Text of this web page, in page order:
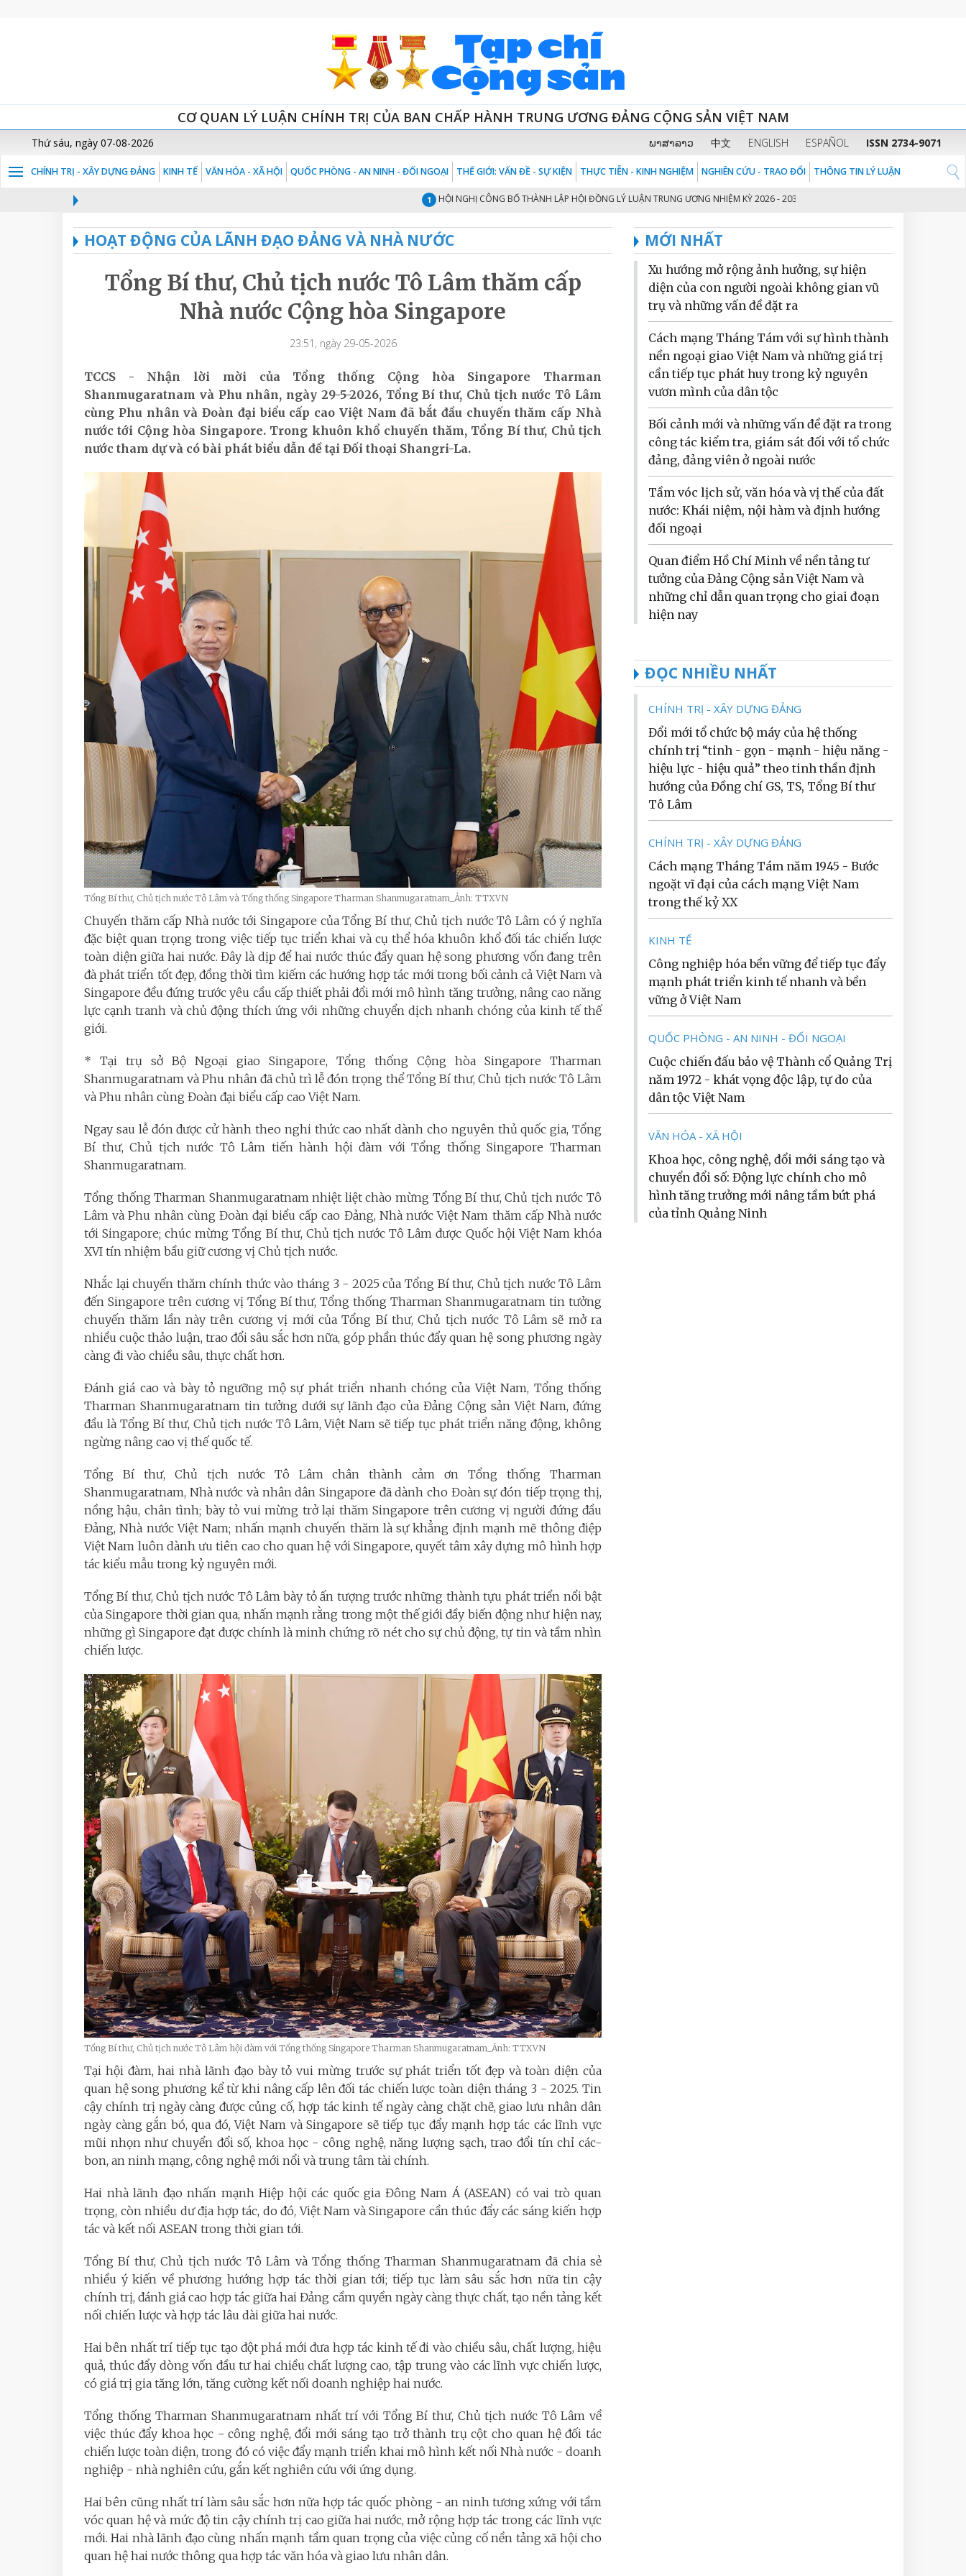
CƠ QUAN LÝ LUẬN CHÍNH TRỊ CỦA BAN CHẤP HÀNH TRUNG ƯƠNG ĐẢNG CỘNG SẢN VIỆT NAM
Thứ sáu, ngày 07-08-2026 ພາສາລາວ 中文 ENGLISH ESPAÑOL ISSN 2734-9071
CHÍNH TRỊ - XÂY DỰNG ĐẢNG KINH TẾ VĂN HÓA - XÃ HỘI QUỐC PHÒNG - AN NINH - ĐỐI NGOẠI THẾ GIỚI: VẤN ĐỀ - SỰ KIỆN THỰC TIỄN - KINH NGHIỆM NGHIÊN CỨU - TRAO ĐỔI THÔNG TIN LÝ LUẬN
HỘI NGHỊ CÔNG BỐ THÀNH LẬP HỘI ĐỒNG LÝ LUẬN TRUNG ƯƠNG NHIỆM KỲ 2026 - 2031 2 THỦ TƯỚNG CHÍNH PHỦ PHẠM MINH
HOẠT ĐỘNG CỦA LÃNH ĐẠO ĐẢNG VÀ NHÀ NƯỚC
Tổng Bí thư, Chủ tịch nước Tô Lâm thăm cấp
Nhà nước Cộng hòa Singapore
23:51, ngày 29-05-2026
TCCS - Nhận lời mời của Tổng thống Cộng hòa Singapore Tharman
Shanmugaratnam và Phu nhân, ngày 29-5-2026, Tổng Bí thư, Chủ tịch nước Tô Lâm
cùng Phu nhân và Đoàn đại biểu cấp cao Việt Nam đã bắt đầu chuyến thăm cấp Nhà
nước tới Cộng hòa Singapore. Trong khuôn khổ chuyến thăm, Tổng Bí thư, Chủ tịch
nước tham dự và có bài phát biểu dẫn đề tại Đối thoại Shangri-La.
Tổng Bí thư, Chủ tịch nước Tô Lâm và Tổng thống Singapore Tharman Shanmugaratnam_Ảnh: TTXVN
Chuyến thăm cấp Nhà nước tới Singapore của Tổng Bí thư, Chủ tịch nước Tô Lâm có ý nghĩa
đặc biệt quan trọng trong việc tiếp tục triển khai và cụ thể hóa khuôn khổ đối tác chiến lược
toàn diện giữa hai nước. Đây là dịp để hai nước thúc đẩy quan hệ song phương vốn đang trên
đà phát triển tốt đẹp, đồng thời tìm kiếm các hướng hợp tác mới trong bối cảnh cả Việt Nam và
Singapore đều đứng trước yêu cầu cấp thiết phải đổi mới mô hình tăng trưởng, nâng cao năng
lực cạnh tranh và chủ động thích ứng với những chuyển dịch nhanh chóng của kinh tế thế
giới.
* Tại trụ sở Bộ Ngoại giao Singapore, Tổng thống Cộng hòa Singapore Tharman
Shanmugaratnam và Phu nhân đã chủ trì lễ đón trọng thể Tổng Bí thư, Chủ tịch nước Tô Lâm
và Phu nhân cùng Đoàn đại biểu cấp cao Việt Nam.
Ngay sau lễ đón được cử hành theo nghi thức cao nhất dành cho nguyên thủ quốc gia, Tổng
Bí thư, Chủ tịch nước Tô Lâm tiến hành hội đàm với Tổng thống Singapore Tharman
Shanmugaratnam.
Tổng thống Tharman Shanmugaratnam nhiệt liệt chào mừng Tổng Bí thư, Chủ tịch nước Tô
Lâm và Phu nhân cùng Đoàn đại biểu cấp cao Đảng, Nhà nước Việt Nam thăm cấp Nhà nước
tới Singapore; chúc mừng Tổng Bí thư, Chủ tịch nước Tô Lâm được Quốc hội Việt Nam khóa
XVI tín nhiệm bầu giữ cương vị Chủ tịch nước.
Nhắc lại chuyến thăm chính thức vào tháng 3 - 2025 của Tổng Bí thư, Chủ tịch nước Tô Lâm
đến Singapore trên cương vị Tổng Bí thư, Tổng thống Tharman Shanmugaratnam tin tưởng
chuyến thăm lần này trên cương vị mới của Tổng Bí thư, Chủ tịch nước Tô Lâm sẽ mở ra
nhiều cuộc thảo luận, trao đổi sâu sắc hơn nữa, góp phần thúc đẩy quan hệ song phương ngày
càng đi vào chiều sâu, thực chất hơn.
Đánh giá cao và bày tỏ ngưỡng mộ sự phát triển nhanh chóng của Việt Nam, Tổng thống
Tharman Shanmugaratnam tin tưởng dưới sự lãnh đạo của Đảng Cộng sản Việt Nam, đứng
đầu là Tổng Bí thư, Chủ tịch nước Tô Lâm, Việt Nam sẽ tiếp tục phát triển năng động, không
ngừng nâng cao vị thế quốc tế.
Tổng Bí thư, Chủ tịch nước Tô Lâm chân thành cảm ơn Tổng thống Tharman
Shanmugaratnam, Nhà nước và nhân dân Singapore đã dành cho Đoàn sự đón tiếp trọng thị,
nồng hậu, chân tình; bày tỏ vui mừng trở lại thăm Singapore trên cương vị người đứng đầu
Đảng, Nhà nước Việt Nam; nhấn mạnh chuyến thăm là sự khẳng định mạnh mẽ thông điệp
Việt Nam luôn dành ưu tiên cao cho quan hệ với Singapore, quyết tâm xây dựng mô hình hợp
tác kiểu mẫu trong kỷ nguyên mới.
Tổng Bí thư, Chủ tịch nước Tô Lâm bày tỏ ấn tượng trước những thành tựu phát triển nổi bật
của Singapore thời gian qua, nhấn mạnh rằng trong một thế giới đầy biến động như hiện nay,
những gì Singapore đạt được chính là minh chứng rõ nét cho sự chủ động, tự tin và tầm nhìn
chiến lược.
Tổng Bí thư, Chủ tịch nước Tô Lâm hội đàm với Tổng thống Singapore Tharman Shanmugaratnam_Ảnh: TTXVN
Tại hội đàm, hai nhà lãnh đạo bày tỏ vui mừng trước sự phát triển tốt đẹp và toàn diện của
quan hệ song phương kể từ khi nâng cấp lên đối tác chiến lược toàn diện tháng 3 - 2025. Tin
cậy chính trị ngày càng được củng cố, hợp tác kinh tế ngày càng chặt chẽ, giao lưu nhân dân
ngày càng gắn bó, qua đó, Việt Nam và Singapore sẽ tiếp tục đẩy mạnh hợp tác các lĩnh vực
mũi nhọn như chuyển đổi số, khoa học - công nghệ, năng lượng sạch, trao đổi tín chỉ các-
bon, an ninh mạng, công nghệ mới nổi và trung tâm tài chính.
Hai nhà lãnh đạo nhấn mạnh Hiệp hội các quốc gia Đông Nam Á (ASEAN) có vai trò quan
trọng, còn nhiều dư địa hợp tác, do đó, Việt Nam và Singapore cần thúc đẩy các sáng kiến hợp
tác và kết nối ASEAN trong thời gian tới.
Tổng Bí thư, Chủ tịch nước Tô Lâm và Tổng thống Tharman Shanmugaratnam đã chia sẻ
nhiều ý kiến về phương hướng hợp tác thời gian tới; tiếp tục làm sâu sắc hơn nữa tin cậy
chính trị, đánh giá cao hợp tác giữa hai Đảng cầm quyền ngày càng thực chất, tạo nền tảng kết
nối chiến lược và hợp tác lâu dài giữa hai nước.
Hai bên nhất trí tiếp tục tạo đột phá mới đưa hợp tác kinh tế đi vào chiều sâu, chất lượng, hiệu
quả, thúc đẩy dòng vốn đầu tư hai chiều chất lượng cao, tập trung vào các lĩnh vực chiến lược,
có giá trị gia tăng lớn, tăng cường kết nối doanh nghiệp hai nước.
Tổng thống Tharman Shanmugaratnam nhất trí với Tổng Bí thư, Chủ tịch nước Tô Lâm về
việc thúc đẩy khoa học - công nghệ, đổi mới sáng tạo trở thành trụ cột cho quan hệ đối tác
chiến lược toàn diện, trong đó có việc đẩy mạnh triển khai mô hình kết nối Nhà nước - doanh
nghiệp - nhà nghiên cứu, gắn kết nghiên cứu với ứng dụng.
Hai bên cũng nhất trí làm sâu sắc hơn nữa hợp tác quốc phòng - an ninh tương xứng với tầm
vóc quan hệ và mức độ tin cậy chính trị cao giữa hai nước, mở rộng hợp tác trong các lĩnh vực
mới. Hai nhà lãnh đạo cùng nhấn mạnh tầm quan trọng của việc củng cố nền tảng xã hội cho
quan hệ hai nước thông qua hợp tác văn hóa và giao lưu nhân dân.
MỚI NHẤT
Xu hướng mở rộng ảnh hưởng, sự hiện
diện của con người ngoài không gian vũ
trụ và những vấn đề đặt ra
Cách mạng Tháng Tám với sự hình thành
nền ngoại giao Việt Nam và những giá trị
cần tiếp tục phát huy trong kỷ nguyên
vươn mình của dân tộc
Bối cảnh mới và những vấn đề đặt ra trong
công tác kiểm tra, giám sát đối với tổ chức
đảng, đảng viên ở ngoài nước
Tầm vóc lịch sử, văn hóa và vị thế của đất
nước: Khái niệm, nội hàm và định hướng
đối ngoại
Quan điểm Hồ Chí Minh về nền tảng tư
tưởng của Đảng Cộng sản Việt Nam và
những chỉ dẫn quan trọng cho giai đoạn
hiện nay
ĐỌC NHIỀU NHẤT
CHÍNH TRỊ - XÂY DỰNG ĐẢNG
Đổi mới tổ chức bộ máy của hệ thống
chính trị “tinh - gọn - mạnh - hiệu năng -
hiệu lực - hiệu quả” theo tinh thần định
hướng của Đồng chí GS, TS, Tổng Bí thư
Tô Lâm
CHÍNH TRỊ - XÂY DỰNG ĐẢNG
Cách mạng Tháng Tám năm 1945 - Bước
ngoặt vĩ đại của cách mạng Việt Nam
trong thế kỷ XX
KINH TẾ
Công nghiệp hóa bền vững để tiếp tục đẩy
mạnh phát triển kinh tế nhanh và bền
vững ở Việt Nam
QUỐC PHÒNG - AN NINH - ĐỐI NGOẠI
Cuộc chiến đấu bảo vệ Thành cổ Quảng Trị
năm 1972 - khát vọng độc lập, tự do của
dân tộc Việt Nam
VĂN HÓA - XÃ HỘI
Khoa học, công nghệ, đổi mới sáng tạo và
chuyển đổi số: Động lực chính cho mô
hình tăng trưởng mới nâng tầm bứt phá
của tỉnh Quảng Ninh